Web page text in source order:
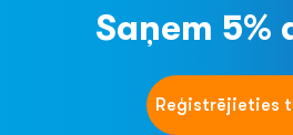
Saņem 5%
Reģistrējieties